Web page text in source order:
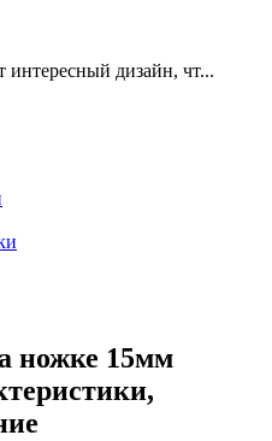
интересный дизайн, чт...
ножке 15мм